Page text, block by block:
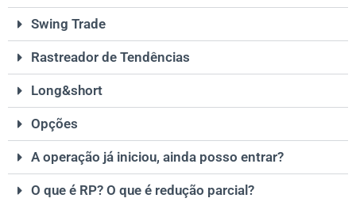
Swing Trade
Rastreador de Tendências
Long&short
Opções
A operação já iniciou, ainda posso entrar?
O que é RP? O que é redução parcial?